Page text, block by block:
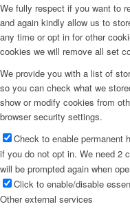
We fully respect if you want to
and again kindly allow us to
any time or opt in for other
cookies we will remove all set
We provide you with a list of
so you can check what we
show or modify cookies from
browser security settings.
Check to enable permanent
if you do not opt in. We need 2
will be prompted again when
Click to enable/disable
Other external services